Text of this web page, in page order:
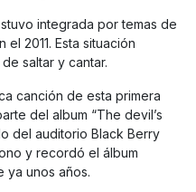
integrada por temas de
2011. Esta situación
saltar y cantar.
canción de esta primera
del album “The devil’s
del auditorio Black Berry
y recordó el álbum
ya unos años.